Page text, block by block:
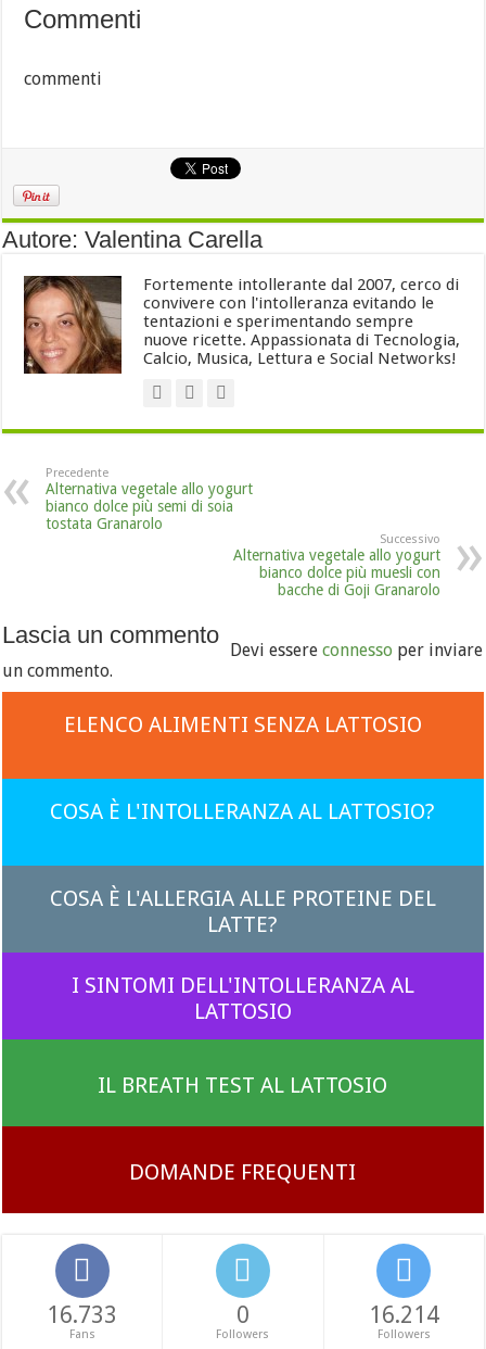
Commenti
commenti
Autore: Valentina Carella
Fortemente intollerante dal 2007, cerco di
convivere con l'intolleranza evitando le
tentazioni e sperimentando sempre
nuove ricette. Appassionata di Tecnologia,
Calcio, Musica, Lettura e Social Networks!
Precedente
Alternativa vegetale allo yogurt
bianco dolce più semi di soia
tostata Granarolo
Successivo
Alternativa vegetale allo yogurt
bianco dolce più muesli con
bacche di Goji Granarolo
Lascia un commento
Devi essereconnesso per inviare
un commento.
ELENCO ALIMENTI SENZA LATTOSIO
COSA È L'INTOLLERANZA AL LATTOSIO?
COSA È L'ALLERGIA ALLE PROTEINE DEL
LATTE?
I SINTOMI DELL'INTOLLERANZA AL
LATTOSIO
IL BREATH TEST AL LATTOSIO
DOMANDE FREQUENTI
16.733
Fans
0
Followers
16.214
Followers